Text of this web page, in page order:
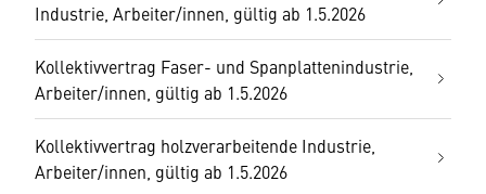
Industrie, Arbeiter/innen, gültig ab 1.5.2026
Kollektivvertrag Faser- und Spanplattenindustrie,
Arbeiter/innen, gültig ab 1.5.2026
Kollektivvertrag holzverarbeitende Industrie,
Arbeiter/innen, gültig ab 1.5.2026